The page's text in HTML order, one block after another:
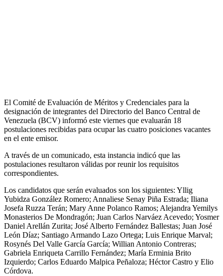
El Comité de Evaluación de Méritos y Credenciales para la
designación de integrantes del Directorio del Banco Central de
Venezuela (BCV) informó este viernes que evaluarán 18
postulaciones recibidas para ocupar las cuatro posiciones vacantes
en el ente emisor.
A través de un comunicado, esta instancia indicó que las
postulaciones resultaron válidas por reunir los requisitos
correspondientes.
Los candidatos que serán evaluados son los siguientes: Yllig
Yubidza González Romero; Annaliese Senay Piña Estrada; Iliana
Josefa Ruzza Terán; Mary Anne Polanco Ramos; Alejandra Yemilys
Monasterios De Mondragón; Juan Carlos Narváez Acevedo; Yosmer
Daniel Arellán Zurita; José Alberto Fernández Ballestas; Juan José
León Díaz; Santiago Armando Lazo Ortega; Luis Enrique Marval;
Rosynés Del Valle García García; Willian Antonio Contreras;
Gabriela Enriqueta Carrillo Fernández; María Erminia Brito
Izquierdo; Carlos Eduardo Malpica Peñaloza; Héctor Castro y Elio
Córdova.